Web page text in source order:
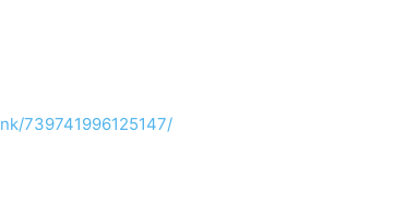
739741996125147/